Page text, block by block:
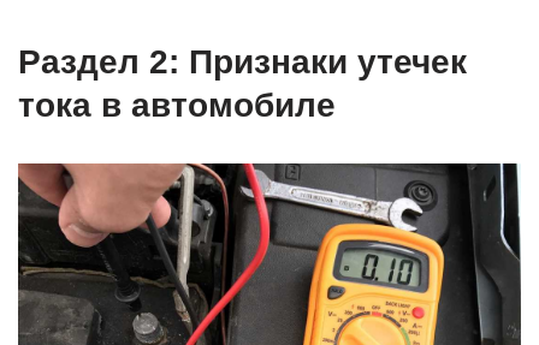
Раздел 2: Признаки утечек
тока в автомобиле